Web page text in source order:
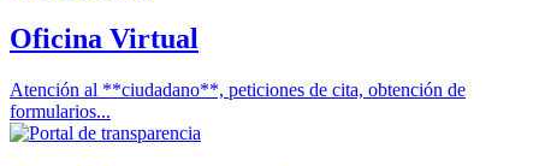
Oficina Virtual
Atención al **ciudadano**, peticiones de cita, obtención de
formularios...